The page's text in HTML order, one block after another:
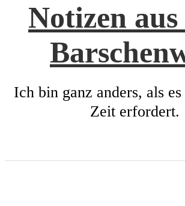
Notizen
Ich bin ganz anders, als
Zeit erfordert.